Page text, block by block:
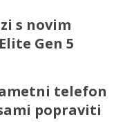
s novim
Gen 5
telefon
popraviti